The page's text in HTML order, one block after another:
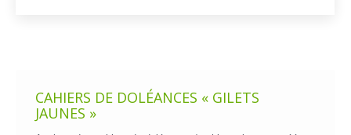
CAHIERS DE DOLÉANCES « GILETS
JAUNES »